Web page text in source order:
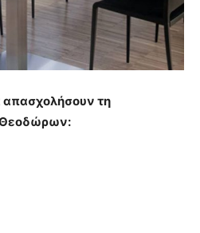
απασχολήσουν τη
Θεοδώρων: